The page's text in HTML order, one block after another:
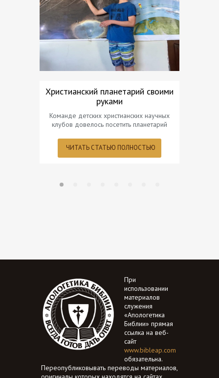
Христианский планетарий своими
руками
Команде детских христианских научных
клубов довелось посетить планетарий
ЧИТАТЬ СТАТЬЮ ПОЛНОСТЬЮ
При
использовании
материалов
служения
«Апологетика
Библии» прямая
ссылка на веб-
сайт
www.bibleap.com
обязательна.
Переопубликовывать переводы материалов,